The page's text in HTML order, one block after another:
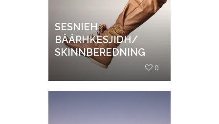
SESNIEH
BÅÅRHKESJIDH/
SKINNBEREDNING
0